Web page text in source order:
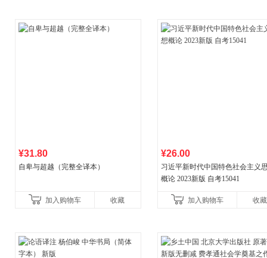
¥31.80
自卑与超越（完整全译本）
加入购物车 收藏
¥26.00
习近平新时代中国特色社会主义
概论 2023新版 自考15041
加入购物车 收藏